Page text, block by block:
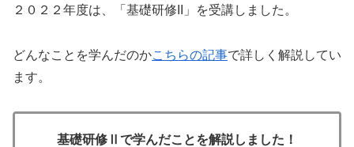
２０２２年度は、「基礎研修II」を受講しました。
どんなことを学んだのかこちらの記事で詳しく解説してい
ます。
基礎研修Ⅱで学んだことを解説しました！